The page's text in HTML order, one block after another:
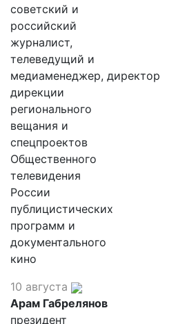
советский и
российский
журналист,
телеведущий и
медиаменеджер, директор
дирекции
регионального
вещания и
спецпроектов
Общественного
телевидения
России
публицистических
программ и
документального
кино
10 августа
Арам Габрелянов
президент